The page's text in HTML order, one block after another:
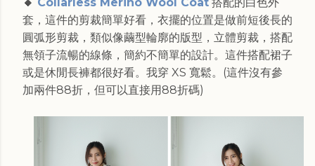
套，這件的剪裁簡單好看，衣擺的位置是做前短後長的
圓弧形剪裁，類似像繭型輪廓的版型，立體剪裁，搭配
無領子流暢的線條，簡約不簡單的設計。這件搭配裙子
或是休閒長褲都很好看。我穿 XS 寬鬆。(這件沒有參
加兩件88折，但可以直接用88折碼)